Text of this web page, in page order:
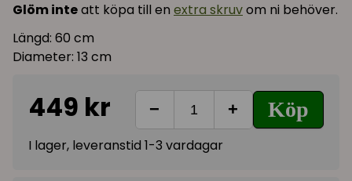
Glöm inteatt köpa till en extra skruvom ni behöver.
Längd: 60 cm
Diameter: 13 cm
449 kr − + Köp
I lager, leveranstid 1-3 vardagar